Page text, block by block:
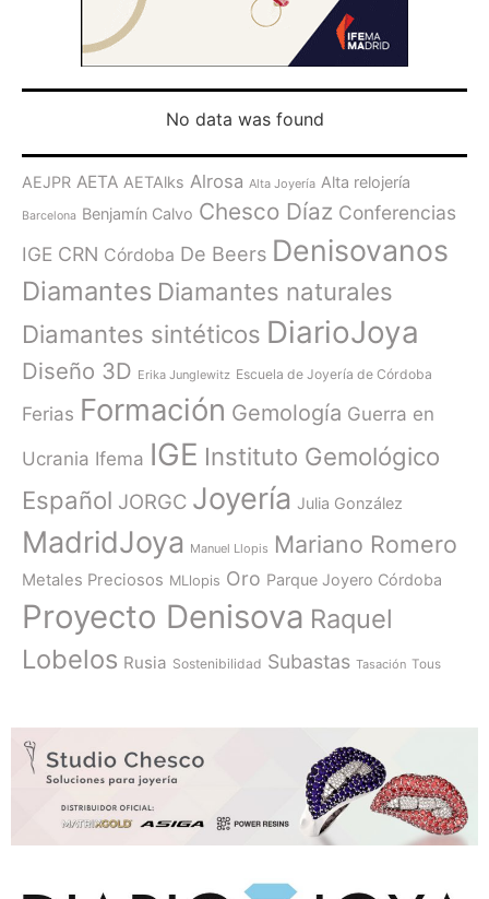
No data was found
AEJPR AETA AETAlks Alrosa Alta Joyería Alta relojería
Barcelona Benjamín Calvo Chesco Díaz Conferencias
IGE CRN Córdoba De Beers Denisovanos
Diamantes Diamantes naturales
Diamantes sintéticos DiarioJoya
Diseño 3D Erika Junglewitz Escuela de Joyería de Córdoba
Ferias Formación Gemología Guerra en
Ucrania Ifema IGE Instituto Gemológico
Español JORGC Joyería Julia González
MadridJoya Manuel Llopis Mariano Romero
Metales Preciosos MLlopis Oro Parque Joyero Córdoba
Proyecto Denisova Raquel
Lobelos Rusia Sostenibilidad Subastas Tasación Tous